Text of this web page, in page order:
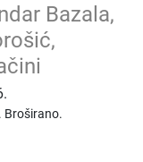
Bazala,
Broširano.